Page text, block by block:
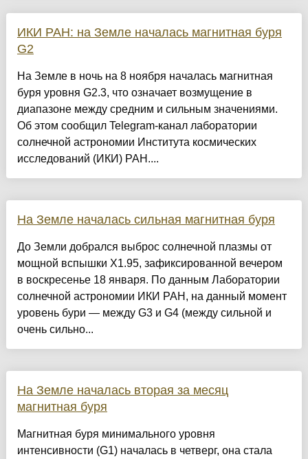
ИКИ РАН: на Земле началась магнитная буря
G2
На Земле в ночь на 8 ноября началась магнитная
буря уровня G2.3, что означает возмущение в
диапазоне между средним и сильным значениями.
Об этом сообщил Telegram-канал лаборатории
солнечной астрономии Института космических
исследований (ИКИ) РАН....
На Земле началась сильная магнитная буря
До Земли добрался выброс солнечной плазмы от
мощной вспышки X1.95, зафиксированной вечером
в воскресенье 18 января. По данным Лаборатории
солнечной астрономии ИКИ РАН, на данный момент
уровень бури — между G3 и G4 (между сильной и
очень сильно...
На Земле началась вторая за месяц
магнитная буря
Магнитная буря минимального уровня
интенсивности (G1) началась в четверг, она стала